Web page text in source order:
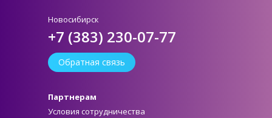
Новосибирск
+7 (383) 230-07-77
Обратная связь
Партнерам
Условия сотрудничества